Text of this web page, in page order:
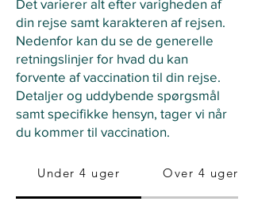
Det varierer alt efter varigheden af
din rejse samt karakteren af rejsen.
Nedenfor kan du se de generelle
retningslinjer for hvad du kan
forvente af vaccination til din rejse.
Detaljer og uddybende spørgsmål
samt specifikke hensyn, tager vi når
du kommer til vaccination.
Under 4 uger Over 4 uger